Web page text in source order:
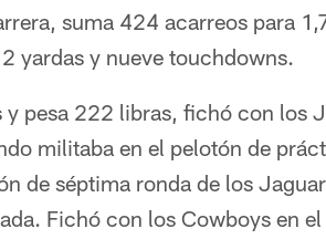
suma 424 acarreos para
yardas y nueve touchdowns.
pesa 222 libras, fichó con los
militaba en el pelotón de
de séptima ronda de los
Fichó con los Cowboys en